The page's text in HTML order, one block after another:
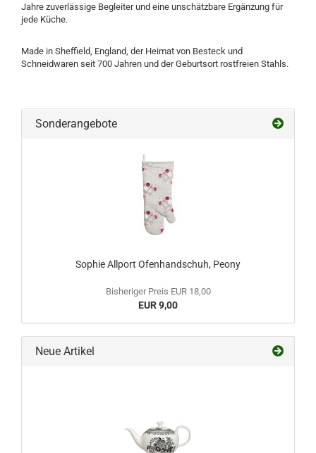
Jahre zuverlässige Begleiter und eine unschätzbare Ergänzung für
jede Küche.
Made in Sheffield, England, der Heimat von Besteck und
Schneidwaren seit 700 Jahren und der Geburtsort rostfreien Stahls.
Sonderangebote
Sophie Allport Ofenhandschuh, Peony
Bisheriger Preis EUR 18,00
EUR 9,00
Neue Artikel